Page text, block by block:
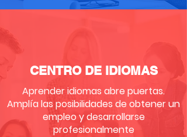
CENTRO DE IDIOMAS
Aprender idiomas abre puertas.
Amplía las posibilidades de obtener un
empleo y desarrollarse
profesionalmente